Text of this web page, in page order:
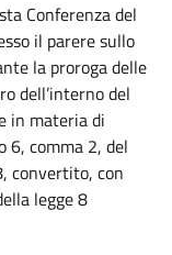
Conferenza del
il parere sullo
la proroga delle
dell’interno del
in materia di
6, comma 2, del
convertito, con
legge 8